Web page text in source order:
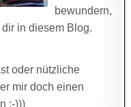
bewundern,
in diesem Blog.
oder nützliche
mir doch einen
;-)))